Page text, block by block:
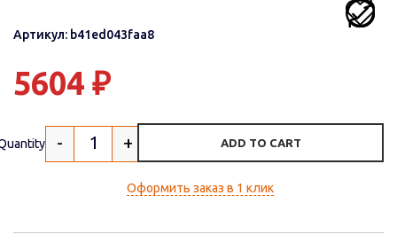
Артикул: b41ed043faa8
5604 ₽
- + ADD TO CART
Оформить заказ в 1 клик